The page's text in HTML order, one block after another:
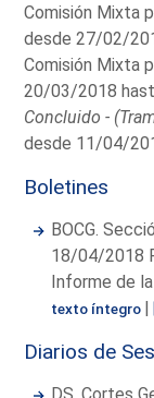
Comisión Mixta
desde 27/02/
Comisión Mixta
20/03/2018
Concluido -
desde 11/04/
Boletines
BOCG.
18/04/2018
Informe de
texto íntegro |
Diarios de
DS. Cortes